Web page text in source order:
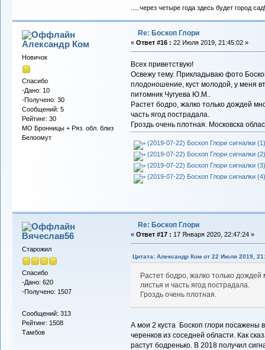
.....через четыре года здесь будет город сад!
Александр Ком
Новичок
Спасибо
-Дано: 10
-Получено: 30
Сообщений: 5
Рейтинг: 30
МО Бронницы + Ряз. обл. близ
Белоомут
Re: Боскоп Глори
« Ответ #16 : 22 Июля 2019, 21:45:02 »
Всех приветствую!
Освежу тему. Прикладываю фото
плодоношение, куст молодой, у меня
питомник Чугуева Ю.М..
Растет бодро, жалко только дождей
часть ягод пострадала.
Гроздь очень плотная. Московска
(2019-07-22) Боскоп Глори сигналки
(2019-07-22) Боскоп Глори сигналки
(2019-07-22) Боскоп Глори сигналки
(2019-07-22) Боскоп Глори сигналки
Вячеслав56
Старожил
Спасибо
-Дано: 620
-Получено: 1507
Сообщений: 313
Рейтинг: 1508
Тамбов
Re: Боскоп Глори
« Ответ #17 : 17 Января 2020, 22:47:24 »
Цитата: Александр Ком от 22 Июля 2019,
Растет бодро, жалко только
листья и часть ягод пострадала.
Гроздь очень плотная.
А мои 2 куста Боскоп глори
черенков из соседней области. Как
растут бодренько. В 2018 получил